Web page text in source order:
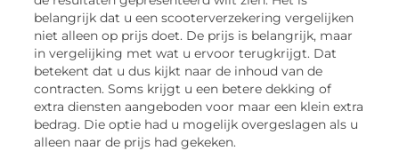
belangrijk dat u een scooterverzekering vergelijken
niet alleen op prijs doet. De prijs is belangrijk, maar
in vergelijking met wat u ervoor terugkrijgt. Dat
betekent dat u dus kijkt naar de inhoud van de
contracten. Soms krijgt u een betere dekking of
extra diensten aangeboden voor maar een klein extra
bedrag. Die optie had u mogelijk overgeslagen als u
alleen naar de prijs had gekeken.